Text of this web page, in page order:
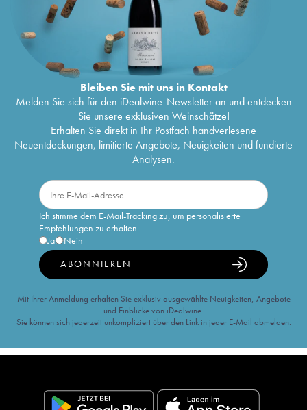
Bleiben Sie mit uns in Kontakt
Melden Sie sich für den iDealwine-Newsletter an und entdecken
Sie unsere exklusiven Weinschätze!
Erhalten Sie direkt in Ihr Postfach handverlesene
Neuentdeckungen, limitierte Angebote, Neuigkeiten und fundierte
Analysen.
Ich stimme dem E-Mail-Tracking zu, um personalisierte
Empfehlungen zu erhalten
Ja
Nein
ABONNIEREN
Mit Ihrer Anmeldung erhalten Sie exklusiv ausgewählte Neuigkeiten, Angebote
und Einblicke von iDealwine.
Sie können sich jederzeit unkompliziert über den Link in jeder E-Mail abmelden.